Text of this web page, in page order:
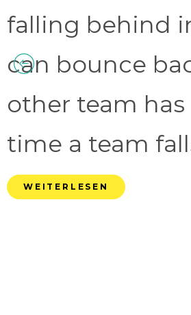
falling behind
can bounce
other team
time a team
WEITERLESEN